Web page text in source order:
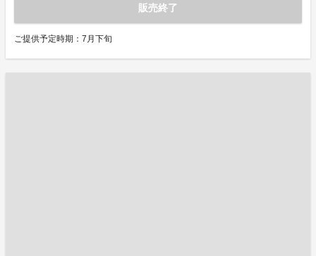
販売終了
ご提供予定時期：7月下旬